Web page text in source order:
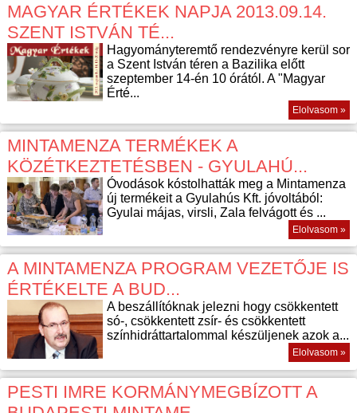
MAGYAR ÉRTÉKEK NAPJA 2013.09.14.
SZENT ISTVÁN TÉ...
Hagyományteremtő rendezvényre kerül sor
a Szent István téren a Bazilika előtt
szeptember 14-én 10 órától. A "Magyar
Érté...
Elolvasom »
MINTAMENZA TERMÉKEK A
KÖZÉTKEZTETÉSBEN - GYULAHÚ...
Óvodások kóstolhatták meg a Mintamenza
új termékeit a Gyulahús Kft. jóvoltából:
Gyulai májas, virsli, Zala felvágott és ...
Elolvasom »
A MINTAMENZA PROGRAM VEZETŐJE IS
ÉRTÉKELTE A BUD...
A beszállítóknak jelezni hogy csökkentett
só-, csökkentett zsír- és csökkentett
színhidráttartalommal készüljenek azok a...
Elolvasom »
PESTI IMRE KORMÁNYMEGBÍZOTT A